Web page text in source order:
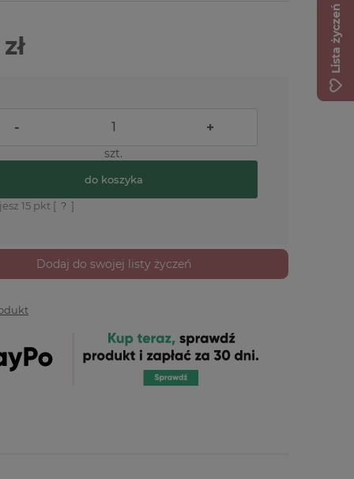
- +
szt.
do koszyka
15 pkt [ ? ]
Dodaj do swojej listy życzeń
Lista życzeń